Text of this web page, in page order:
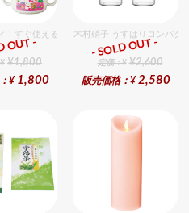
ニュ 2個入りセット
！すぐ使えるおめでとうセット（女の子用）
ト
¥1,800
¥ 1,800
OUT -
木村硝子 うすはりコンパク
ギフト
定価：¥ ¥2,600
販売価格：¥ 2,580
- SOLD OUT -